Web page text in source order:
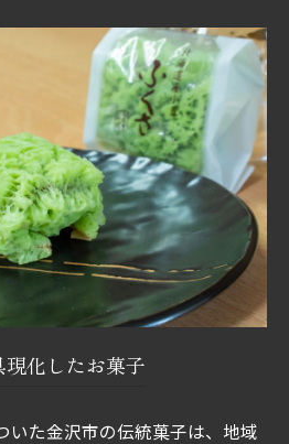
化したお菓子
いた金沢市の伝統菓子は、地域